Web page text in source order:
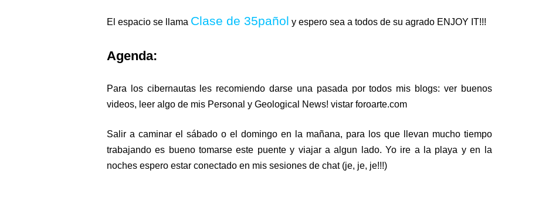
El espacio se llama Clase de 35pañol y espero sea a todos de su agrado ENJOY IT!!!
Agenda:
Para los cibernautas les recomiendo darse una pasada por todos mis blogs: ver buenos
videos, leer algo de mis Personal y Geological News! vistar foroarte.com
Salir a caminar el sábado o el domingo en la mañana, para los que llevan mucho tiempo
trabajando es bueno tomarse este puente y viajar a algun lado. Yo ire a la playa y en la
noches espero estar conectado en mis sesiones de chat (je, je, je!!!)